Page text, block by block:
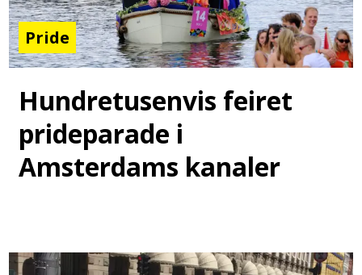
Pride
Hundretusenvis feiret
prideparade i
Amsterdams kanaler